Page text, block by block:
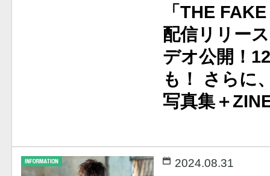
「THE
配信リリー
デオ公開！
も！ さらに
写真集＋
2024.08.31